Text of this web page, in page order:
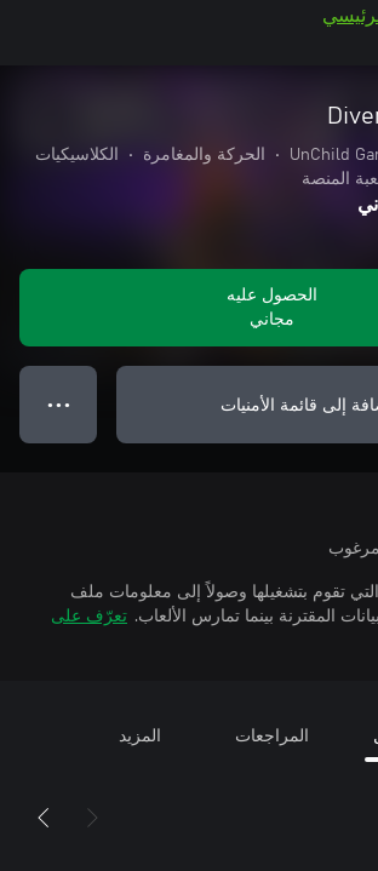
UnChild
• الحركة والمغامرة •
الكلاسيكيات
المنصة
الحصول عليه
مجاني
إلى قائمة الأمنيات ● ● ●
تقوم بتشغيلها وصولاً إلى معلومات ملف
تعرّف على
المراجعات المزيد